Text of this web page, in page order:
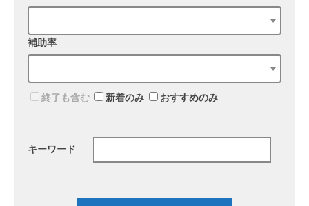
補助率
終了も含む 新着のみ おすすめのみ
キーワード